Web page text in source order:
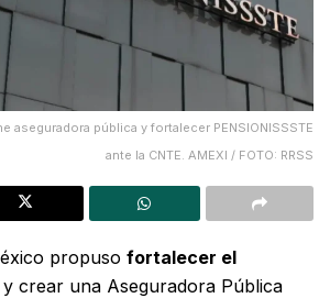
aseguradora pública y fortalecer PENSIONISSSTE
ante la CNTE. AMEXI / FOTO: RRSS
propuso fortalecer el
y crear una Aseguradora Pública